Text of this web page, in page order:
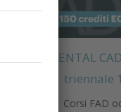
DENTAL
triennale
Corsi FAD